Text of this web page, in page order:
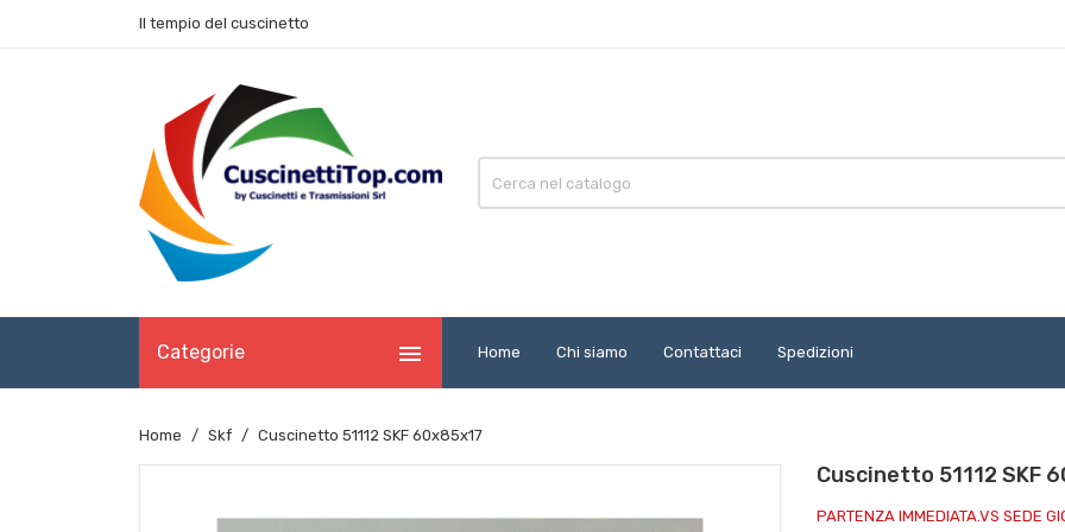
Il tempio del cuscinetto
Categorie  Home Chi siamo Contattaci Spedizioni
Home Skf Cuscinetto 51112 SKF 60x85x17
Cuscinetto 51112 SKF
PARTENZA IMMEDIATA.VS SEDE